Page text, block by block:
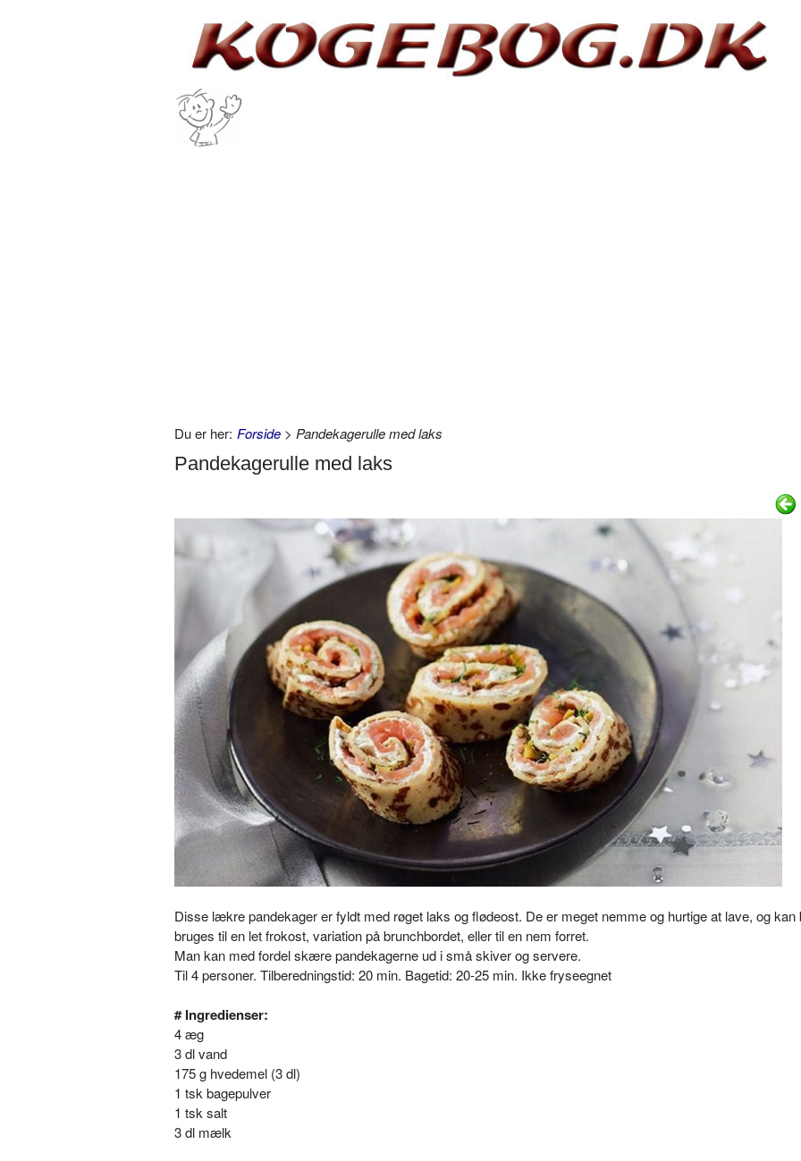
Du er her: Forside > Pandekagerulle med laks
Pandekagerulle med laks
Disse lækre pandekager er fyldt med røget laks og flødeost. De er meget nemme og hurtige at lave, og kan
bruges til en let frokost, variation på brunchbordet, eller til en nem forret.
Man kan med fordel skære pandekagerne ud i små skiver og servere.
Til 4 personer. Tilberedningstid: 20 min. Bagetid: 20-25 min. Ikke fryseegnet
# Ingredienser:
4 æg
3 dl vand
175 g hvedemel (3 dl)
1 tsk bagepulver
1 tsk salt
3 dl mælk